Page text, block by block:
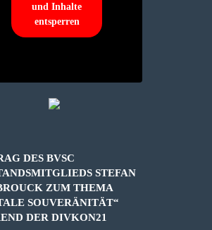
und Inhalte
entsperren
DES BVSC
STEFAN
ZUM THEMA
SOUVERÄNITÄT“
DER DIVKON21